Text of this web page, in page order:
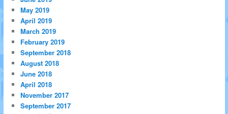
May 2019
April 2019
March 2019
February 2019
September 2018
August 2018
June 2018
April 2018
November 2017
September 2017